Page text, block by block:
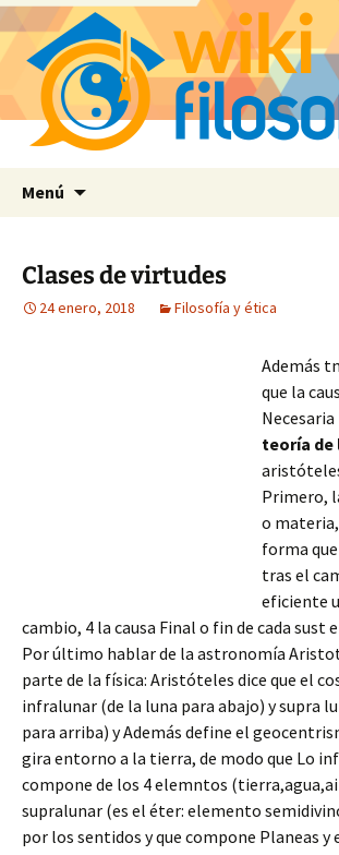
Menú
Clases de virtudes
24 enero, 2018 Filosofía y ética
Además
que la
teoría de
Primero,
o
forma
tras el
eficiente
cambio, 4 la causa Final o fin de cada sust
Por último hablar de la astronomía
parte de la física: Aristóteles dice que el
infralunar (de la luna para abajo) y supra
para arriba) y Además define el
gira entorno a la tierra, de modo que Lo
compone de los 4 elemntos
supralunar (es el éter: elemento
por los sentidos y que compone Planeas y